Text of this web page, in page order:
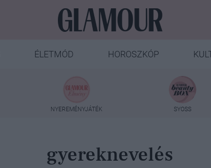
ÉLETMÓD HOROSZKÓP
NYEREMÉNYJÁTÉK SYOSS
gyereknevelés